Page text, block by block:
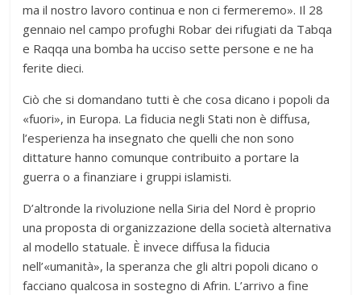
ma il nostro lavoro continua e non ci fermeremo». Il 28
gennaio nel campo profughi Robar dei rifugiati da Tabqa
e Raqqa una bomba ha ucciso sette persone e ne ha
ferite dieci.
Ciò che si domandano tutti è che cosa dicano i popoli da
«fuori», in Europa. La fiducia negli Stati non è diffusa,
l’esperienza ha insegnato che quelli che non sono
dittature hanno comunque contribuito a portare la
guerra o a finanziare i gruppi islamisti.
D’altronde la rivoluzione nella Siria del Nord è proprio
una proposta di organizzazione della società alternativa
al modello statuale. È invece diffusa la fiducia
nell’«umanità», la speranza che gli altri popoli dicano o
facciano qualcosa in sostegno di Afrin. L’arrivo a fine